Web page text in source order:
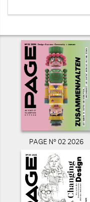
PAGE N° 02 2026